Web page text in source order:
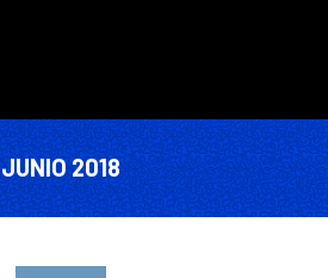
JUNIO 2018